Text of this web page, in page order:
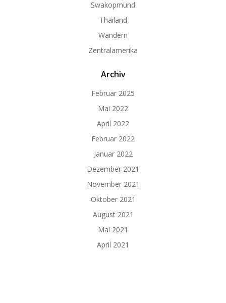
Swakopmund
Thailand
Wandern
Zentralamerika
Archiv
Februar 2025
Mai 2022
April 2022
Februar 2022
Januar 2022
Dezember 2021
November 2021
Oktober 2021
August 2021
Mai 2021
April 2021